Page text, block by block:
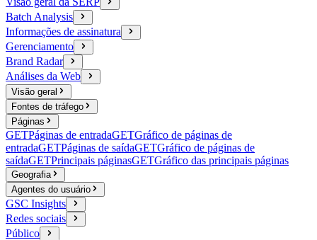
Batch Analysis
Informações de assinatura
Gerenciamento
Brand Radar
Análises da Web
Visão geral
Fontes de tráfego
Páginas
GETPáginas de entradaGETGráfico de páginas de
entradaGETPáginas de saídaGETGráfico de páginas de
saídaGETPrincipais páginasGETGráfico das principais páginas
Geografia
Agentes do usuário
GSC Insights
Redes sociais
Público